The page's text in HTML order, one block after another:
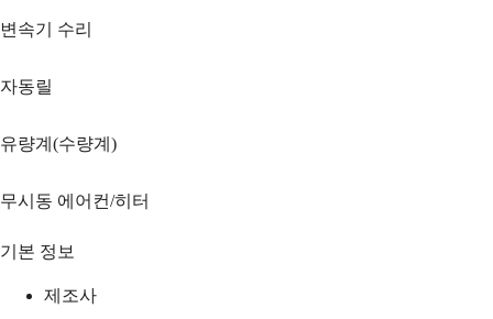
변속기 수리
자동릴
유량계(수량계)
무시동 에어컨/히터
기본 정보
제조사